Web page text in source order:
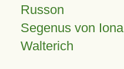
Russon
Segenus von Iona
Walterich